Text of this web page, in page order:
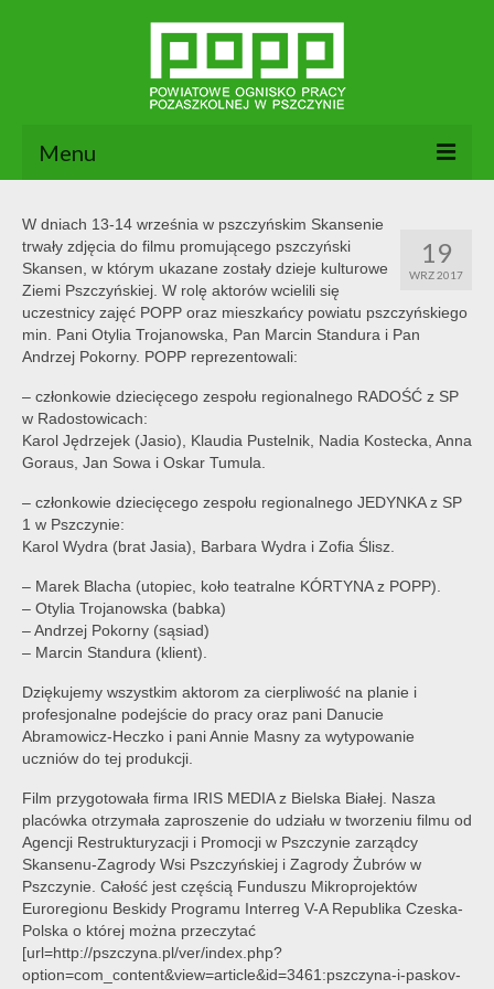
Menu
O nas
Dokumenty POPP
Zajęcia
Kontakt
BIP
19
WRZ 2017
W dniach 13-14 września w pszczyńskim Skansenie
trwały zdjęcia do filmu promującego pszczyński
Skansen, w którym ukazane zostały dzieje kulturowe
Ziemi Pszczyńskiej. W rolę aktorów wcielili się
uczestnicy zajęć POPP oraz mieszkańcy powiatu pszczyńskiego
min. Pani Otylia Trojanowska, Pan Marcin Standura i Pan
Andrzej Pokorny. POPP reprezentowali:
– członkowie dziecięcego zespołu regionalnego RADOŚĆ z SP
w Radostowicach:
Karol Jędrzejek (Jasio), Klaudia Pustelnik, Nadia Kostecka, Anna
Goraus, Jan Sowa i Oskar Tumula.
– członkowie dziecięcego zespołu regionalnego JEDYNKA z SP
1 w Pszczynie:
Karol Wydra (brat Jasia), Barbara Wydra i Zofia Ślisz.
– Marek Blacha (utopiec, koło teatralne KÓRTYNA z POPP).
– Otylia Trojanowska (babka)
– Andrzej Pokorny (sąsiad)
– Marcin Standura (klient).
Dziękujemy wszystkim aktorom za cierpliwość na planie i
profesjonalne podejście do pracy oraz pani Danucie
Abramowicz-Heczko i pani Annie Masny za wytypowanie
uczniów do tej produkcji.
Film przygotowała firma IRIS MEDIA z Bielska Białej. Nasza
placówka otrzymała zaproszenie do udziału w tworzeniu filmu od
Agencji Restrukturyzacji i Promocji w Pszczynie zarządcy
Skansenu-Zagrody Wsi Pszczyńskiej i Zagrody Żubrów w
Pszczynie. Całość jest częścią Funduszu Mikroprojektów
Euroregionu Beskidy Programu Interreg V-A Republika Czeska-
Polska o której można przeczytać
[url=http://pszczyna.pl/ver/index.php?
option=com_content&view=article&id=3461:pszczyna-i-paskov-